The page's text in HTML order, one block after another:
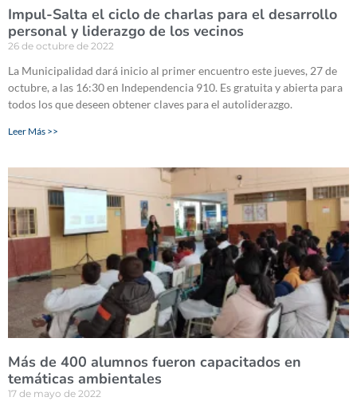
Impul-Salta el ciclo de charlas para el desarrollo
personal y liderazgo de los vecinos
26 de octubre de 2022
La Municipalidad dará inicio al primer encuentro este jueves, 27 de
octubre, a las 16:30 en Independencia 910. Es gratuita y abierta para
todos los que deseen obtener claves para el autoliderazgo.
Leer Más >>
Más de 400 alumnos fueron capacitados en
temáticas ambientales
17 de mayo de 2022